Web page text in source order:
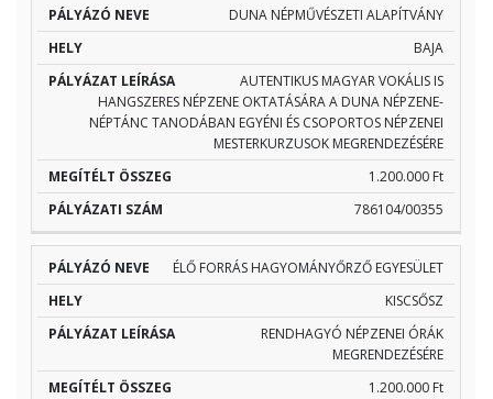
DUNA NÉPMŰVÉSZETI ALAPÍTVÁNY
BAJA
AUTENTIKUS MAGYAR VOKÁLIS IS
HANGSZERES NÉPZENE OKTATÁSÁRA A DUNA NÉPZENE-
NÉPTÁNC TANODÁBAN EGYÉNI ÉS CSOPORTOS NÉPZENEI
MESTERKURZUSOK MEGRENDEZÉSÉRE
1.200.000 Ft
786104/00355
ÉLŐ FORRÁS HAGYOMÁNYŐRZŐ EGYESÜLET
KISCSŐSZ
RENDHAGYÓ NÉPZENEI ÓRÁK
MEGRENDEZÉSÉRE
1.200.000 Ft